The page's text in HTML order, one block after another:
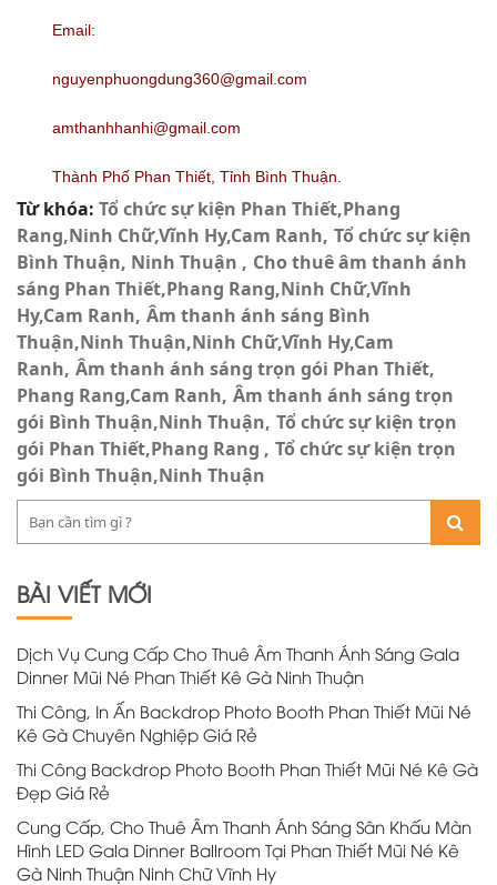
Email:
nguyenphuongdung360@gmail.com
amthanhhanhi@gmail.com
Thành Phố Phan Thiết, Tỉnh Bình Thuận.
Từ khóa: Tổ chức sự kiện Phan Thiết,Phang
Rang,Ninh Chữ,Vĩnh Hy,Cam Ranh Tổ chức sự kiện
Bình Thuận, Ninh Thuận
Cho thuê âm thanh ánh
sáng Phan Thiết,Phang Rang,Ninh Chữ,Vĩnh
Hy,Cam Ranh Âm thanh ánh sáng Bình
Thuận,Ninh Thuận,Ninh Chữ,Vĩnh Hy,Cam
Ranh Âm thanh ánh sáng trọn gói Phan Thiết,
Phang Rang,Cam Ranh Âm thanh ánh sáng trọn
gói Bình Thuận,Ninh Thuận Tổ chức sự kiện trọn
gói Phan Thiết,Phang Rang
Tổ chức sự kiện trọn
gói Bình Thuận,Ninh Thuận
BÀI VIẾT MỚI
Dịch Vụ Cung Cấp Cho Thuê Âm Thanh Ánh Sáng Gala
Dinner Mũi Né Phan Thiết Kê Gà Ninh Thuận
Thi Công, In Ấn Backdrop Photo Booth Phan Thiết Mũi Né
Kê Gà Chuyên Nghiệp Giá Rẻ
Thi Công Backdrop Photo Booth Phan Thiết Mũi Né Kê Gà
Đẹp Giá Rẻ
Cung Cấp, Cho Thuê Âm Thanh Ánh Sáng Sân Khấu Màn
Hình LED Gala Dinner Ballroom Tại Phan Thiết Mũi Né Kê
Gà Ninh Thuận Ninh Chữ Vĩnh Hy